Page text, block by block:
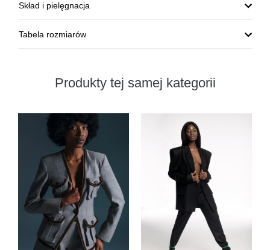
Skład i pielęgnacja
Tabela rozmiarów
Produkty tej samej kategorii